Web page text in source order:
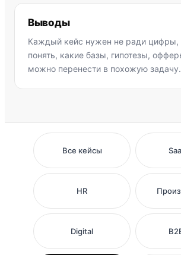
Выводы
Каждый кейс нужен не ради цифры,
понять, какие базы, гипотезы,
можно перенести в похожую задачу.
Все кейсы
HR
Digital